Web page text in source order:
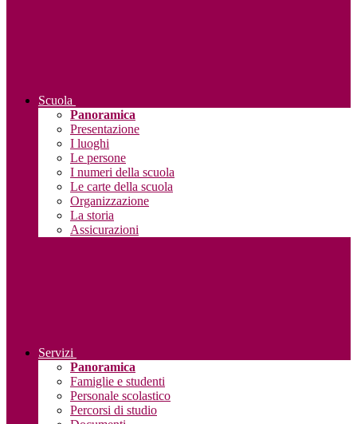
Scuola
Panoramica
Presentazione
I luoghi
Le persone
I numeri della scuola
Le carte della scuola
Organizzazione
La storia
Assicurazioni
Servizi
Panoramica
Famiglie e studenti
Personale scolastico
Percorsi di studio